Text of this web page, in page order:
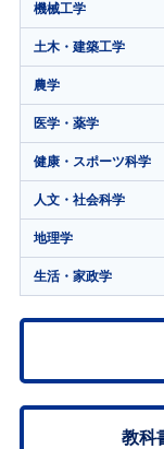
機械工学
土木・建築工学
農学
医学・薬学
健康・スポーツ科学
人文・社会科学
地理学
生活・家政学
教科